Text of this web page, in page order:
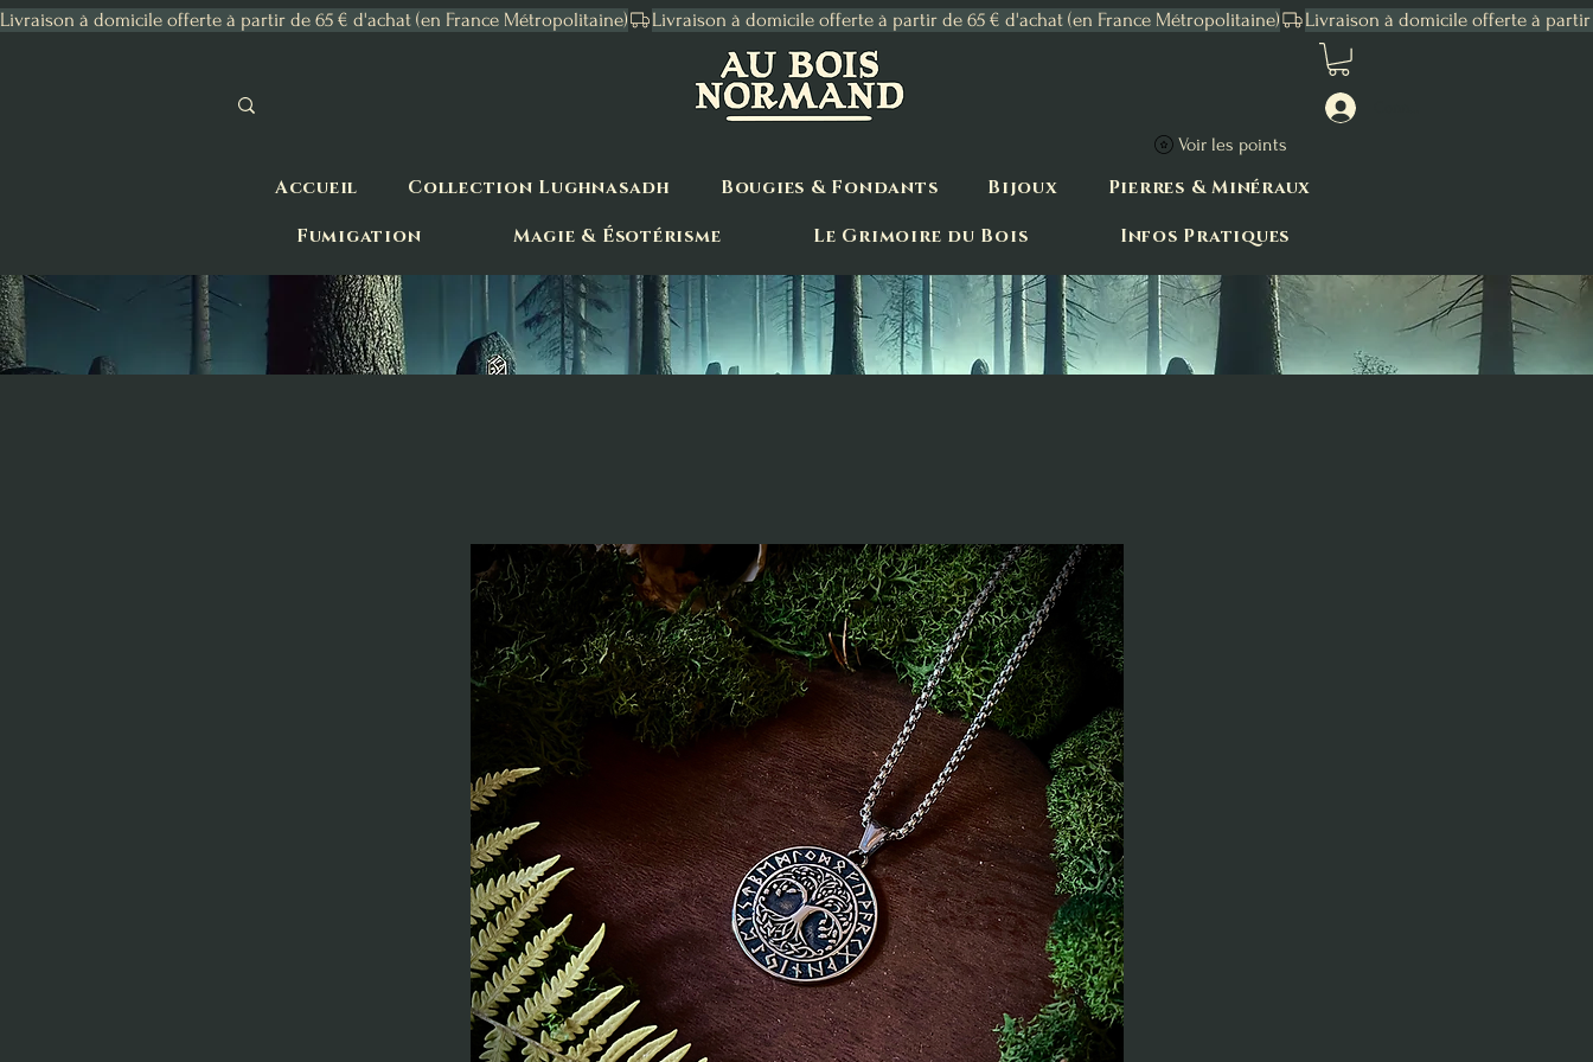
Livraison à domicile offerte à partir de 65 € d'achat (en France Métropolitaine)
Accueil Collection Lughnasadh Bougies & Fondants Bijoux
Pierres & Minéraux
Fumigation
Magie & Ésotérisme Le Grimoire du Bois Infos Pratiques
Voir les points